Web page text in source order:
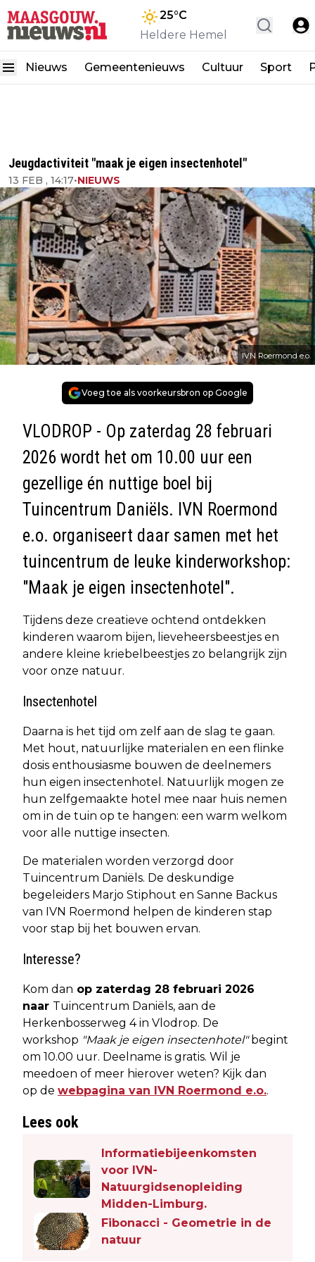
25°C
Heldere Hemel
Nieuws Gemeentenieuws Cultuur Sport
Jeugdactiviteit "maak je eigen insectenhotel"
13 FEB , 14:17•NIEUWS
IVN Roermond e.o.
Voeg toe als voorkeursbron op Google
VLODROP - Op zaterdag 28 februari
2026 wordt het om 10.00 uur een
gezellige én nuttige boel bij
Tuincentrum Daniëls. IVN Roermond
e.o. organiseert daar samen met het
tuincentrum de leuke kinderworkshop:
"Maak je eigen insectenhotel".
Tijdens deze creatieve ochtend ontdekken
kinderen waarom bijen, lieveheersbeestjes en
andere kleine kriebelbeestjes zo belangrijk zijn
voor onze natuur.
Insectenhotel
Daarna is het tijd om zelf aan de slag te gaan.
Met hout, natuurlijke materialen en een flinke
dosis enthousiasme bouwen de deelnemers
hun eigen insectenhotel. Natuurlijk mogen ze
hun zelfgemaakte hotel mee naar huis nemen
om in de tuin op te hangen: een warm welkom
voor alle nuttige insecten.
De materialen worden verzorgd door
Tuincentrum Daniëls. De deskundige
begeleiders Marjo Stiphout en Sanne Backus
van IVN Roermond helpen de kinderen stap
voor stap bij het bouwen ervan.
Interesse?
Kom dan op zaterdag 28 februari 2026
naar Tuincentrum Daniëls, aan de
Herkenbosserweg 4 in Vlodrop. De
workshop "Maak je eigen insectenhotel"begint
om 10.00 uur. Deelname is gratis. Wil je
meedoen of meer hierover weten? Kijk dan
op de webpagina van IVN Roermond e.o..
Lees ook
Informatiebijeenkomsten
voor IVN-
Natuurgidsenopleiding
Midden-Limburg.
Fibonacci - Geometrie in de
natuur